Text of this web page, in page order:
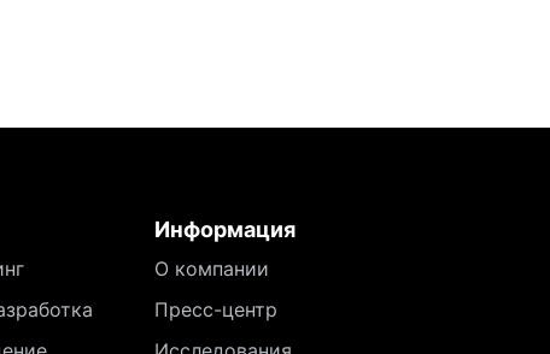
Информация
О компании
Пресс-центр